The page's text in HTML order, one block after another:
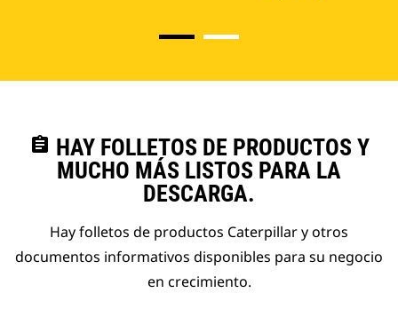
assignment HAY FOLLETOS DE PRODUCTOS Y
MUCHO MÁS LISTOS PARA LA
DESCARGA.
Hay folletos de productos Caterpillar y otros
documentos informativos disponibles para su negocio
en crecimiento.